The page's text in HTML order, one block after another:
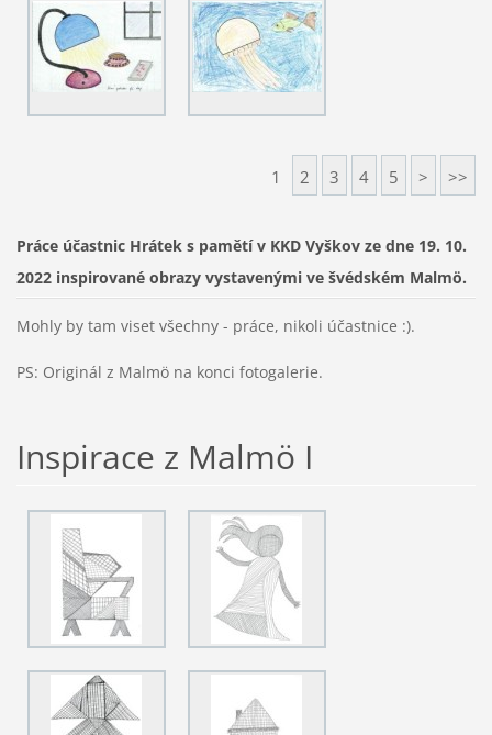
1 2 3 4 5 > >>
Práce účastnic Hrátek s pamětí v KKD Vyškov ze dne 19. 10.
2022 inspirované obrazy vystavenými ve švédském Malmö.
Mohly by tam viset všechny - práce, nikoli účastnice :).
PS: Originál z Malmö na konci fotogalerie.
Inspirace z Malmö I